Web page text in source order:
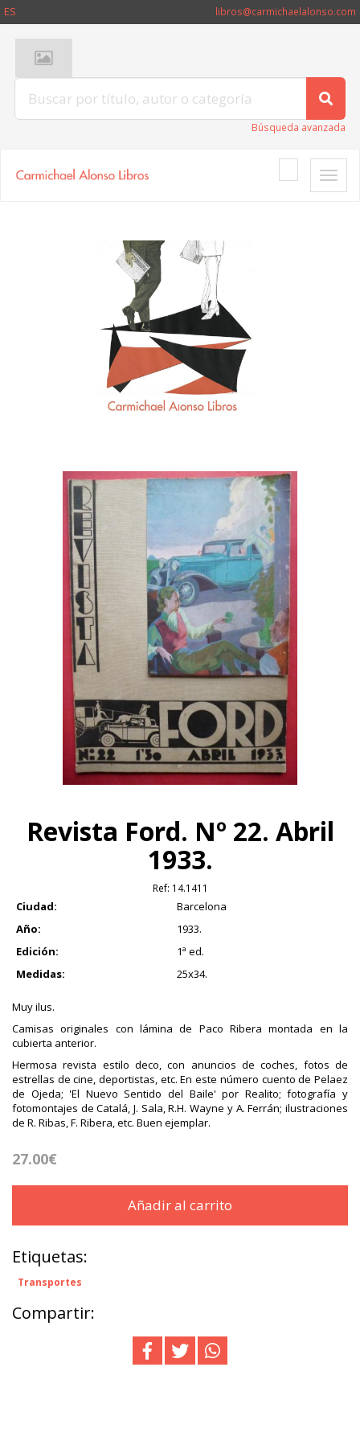
ES libros@carmichaelalonso.com
Búsqueda avanzada
Toggle
Revista Ford. Nº 22. Abril
1933.
Ref: 14.1411
Ciudad:
Barcelona
Año:
1933.
Edición:
1ª ed.
Medidas:
25x34.
Muy ilus.
Camisas originales con lámina de Paco Ribera montada en la
cubierta anterior.
Hermosa revista estilo deco, con anuncios de coches, fotos de
estrellas de cine, deportistas, etc. En este número cuento de Pelaez
de Ojeda; 'El Nuevo Sentido del Baile' por Realito; fotografía y
fotomontajes de Catalá, J. Sala, R.H. Wayne y A. Ferrán; ilustraciones
de R. Ribas, F. Ribera, etc. Buen ejemplar.
27.00€
Añadir al carrito
Etiquetas:
Transportes
Compartir: